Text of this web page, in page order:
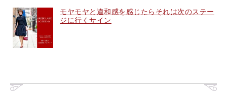
モヤモヤと違和感を感じたらそれは次のステー
ジに行くサイン